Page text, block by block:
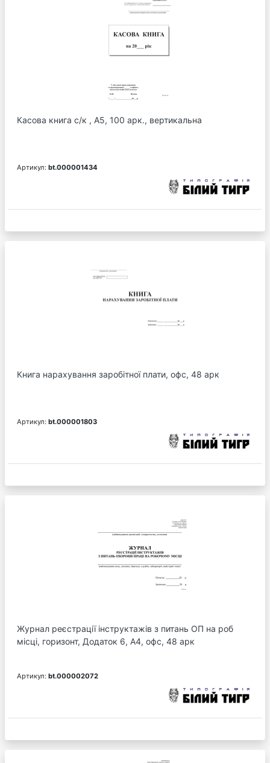
Касова книга с/к , А5, 100 арк., вертикальна
Артикул: bt.000001434
Книга нарахування заробітної плати, офс, 48 арк
Артикул: bt.000001803
Журнал реєстрації інструктажів з питань ОП на роб
місці, горизонт, Додаток 6, А4, офс, 48 арк
Артикул: bt.000002072